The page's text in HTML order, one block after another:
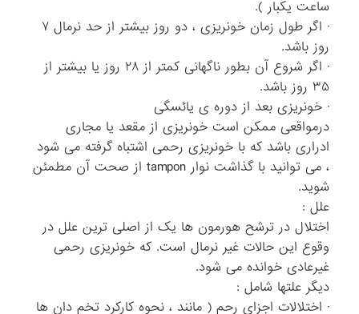
ساعت یکبار ).
· اگر طول زمان خونریزی ، دو روز بیشتر از حد نرمال ۷
روز باشد.
· اگر شروع آن بطور ناگهانی کمتر از ۲۸ روز یا بیشتر از
۳۵ روز باشد.
· خونریزی بعد از دوره ی یائسگی
درمواقعی ممکن است خونریزی از مقعد یا مجاری
ادراری باشد که با خونریزی رحمی اشتباه گرفته می شود
، می توانید با گذاشت نوار tampon از صحت آن مطمئن
شوید.
علل :
اختلال در ترشح هورمون ها یک از اصلی ترین علل در
وقوع این حالات غیر نرمال است. که خونریزی رحمی
غیرعادی خوانده می شود.
دیگر علتها شامل :
· اختلالات اجزای رحم ( مانند ، نحوه کارکرد تخم دان ها